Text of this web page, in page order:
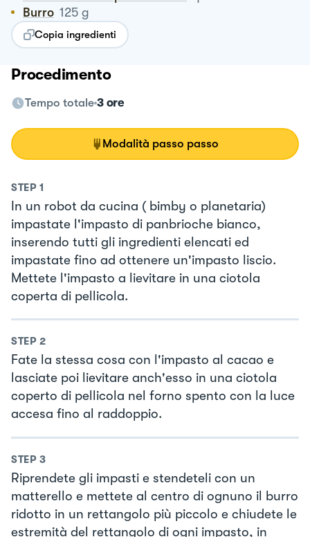
Burro 125 g
Copia ingredienti
Procedimento
Tempo totale 3 ore
Modalità passo passo
STEP 1
In un robot da cucina ( bimby o planetaria)
impastate l'impasto di panbrioche bianco,
inserendo tutti gli ingredienti elencati ed
impastate fino ad ottenere un'impasto liscio.
Mettete l'impasto a lievitare in una ciotola
coperta di pellicola.
STEP 2
Fate la stessa cosa con l'impasto al cacao e
lasciate poi lievitare anch'esso in una ciotola
coperto di pellicola nel forno spento con la luce
accesa fino al raddoppio.
STEP 3
Riprendete gli impasti e stendeteli con un
matterello e mettete al centro di ognuno il burro
ridotto in un rettangolo più piccolo e chiudete le
estremità del rettangolo di ogni impasto, in